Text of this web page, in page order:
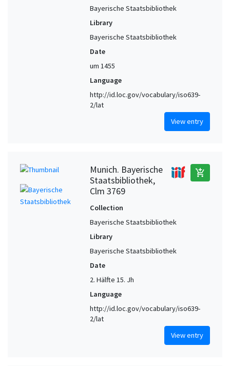
Bayerische Staatsbibliothek
Library
Bayerische Staatsbibliothek
Date
um 1455
Language
http://id.loc.gov/vocabulary/iso639-
2/lat
View entry
Munich. Bayerische
Staatsbibliothek,
Clm 3769
add_shopping_cart
Collection
Bayerische Staatsbibliothek
Library
Bayerische Staatsbibliothek
Date
2. Hälfte 15. Jh
Language
http://id.loc.gov/vocabulary/iso639-
2/lat
View entry